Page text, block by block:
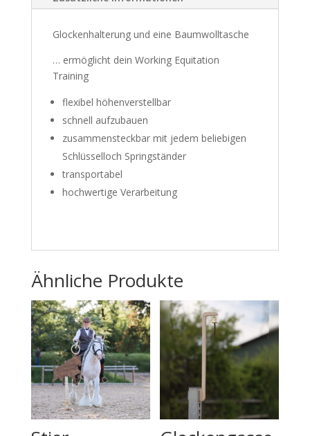
Glockenhalterung und eine Baumwolltasche
… ermöglicht dein Working Equitation
Training
flexibel höhenverstellbar
schnell aufzubauen
zusammensteckbar mit jedem beliebigen
Schlüsselloch Springständer
transportabel
hochwertige Verarbeitung
Ähnliche Produkte